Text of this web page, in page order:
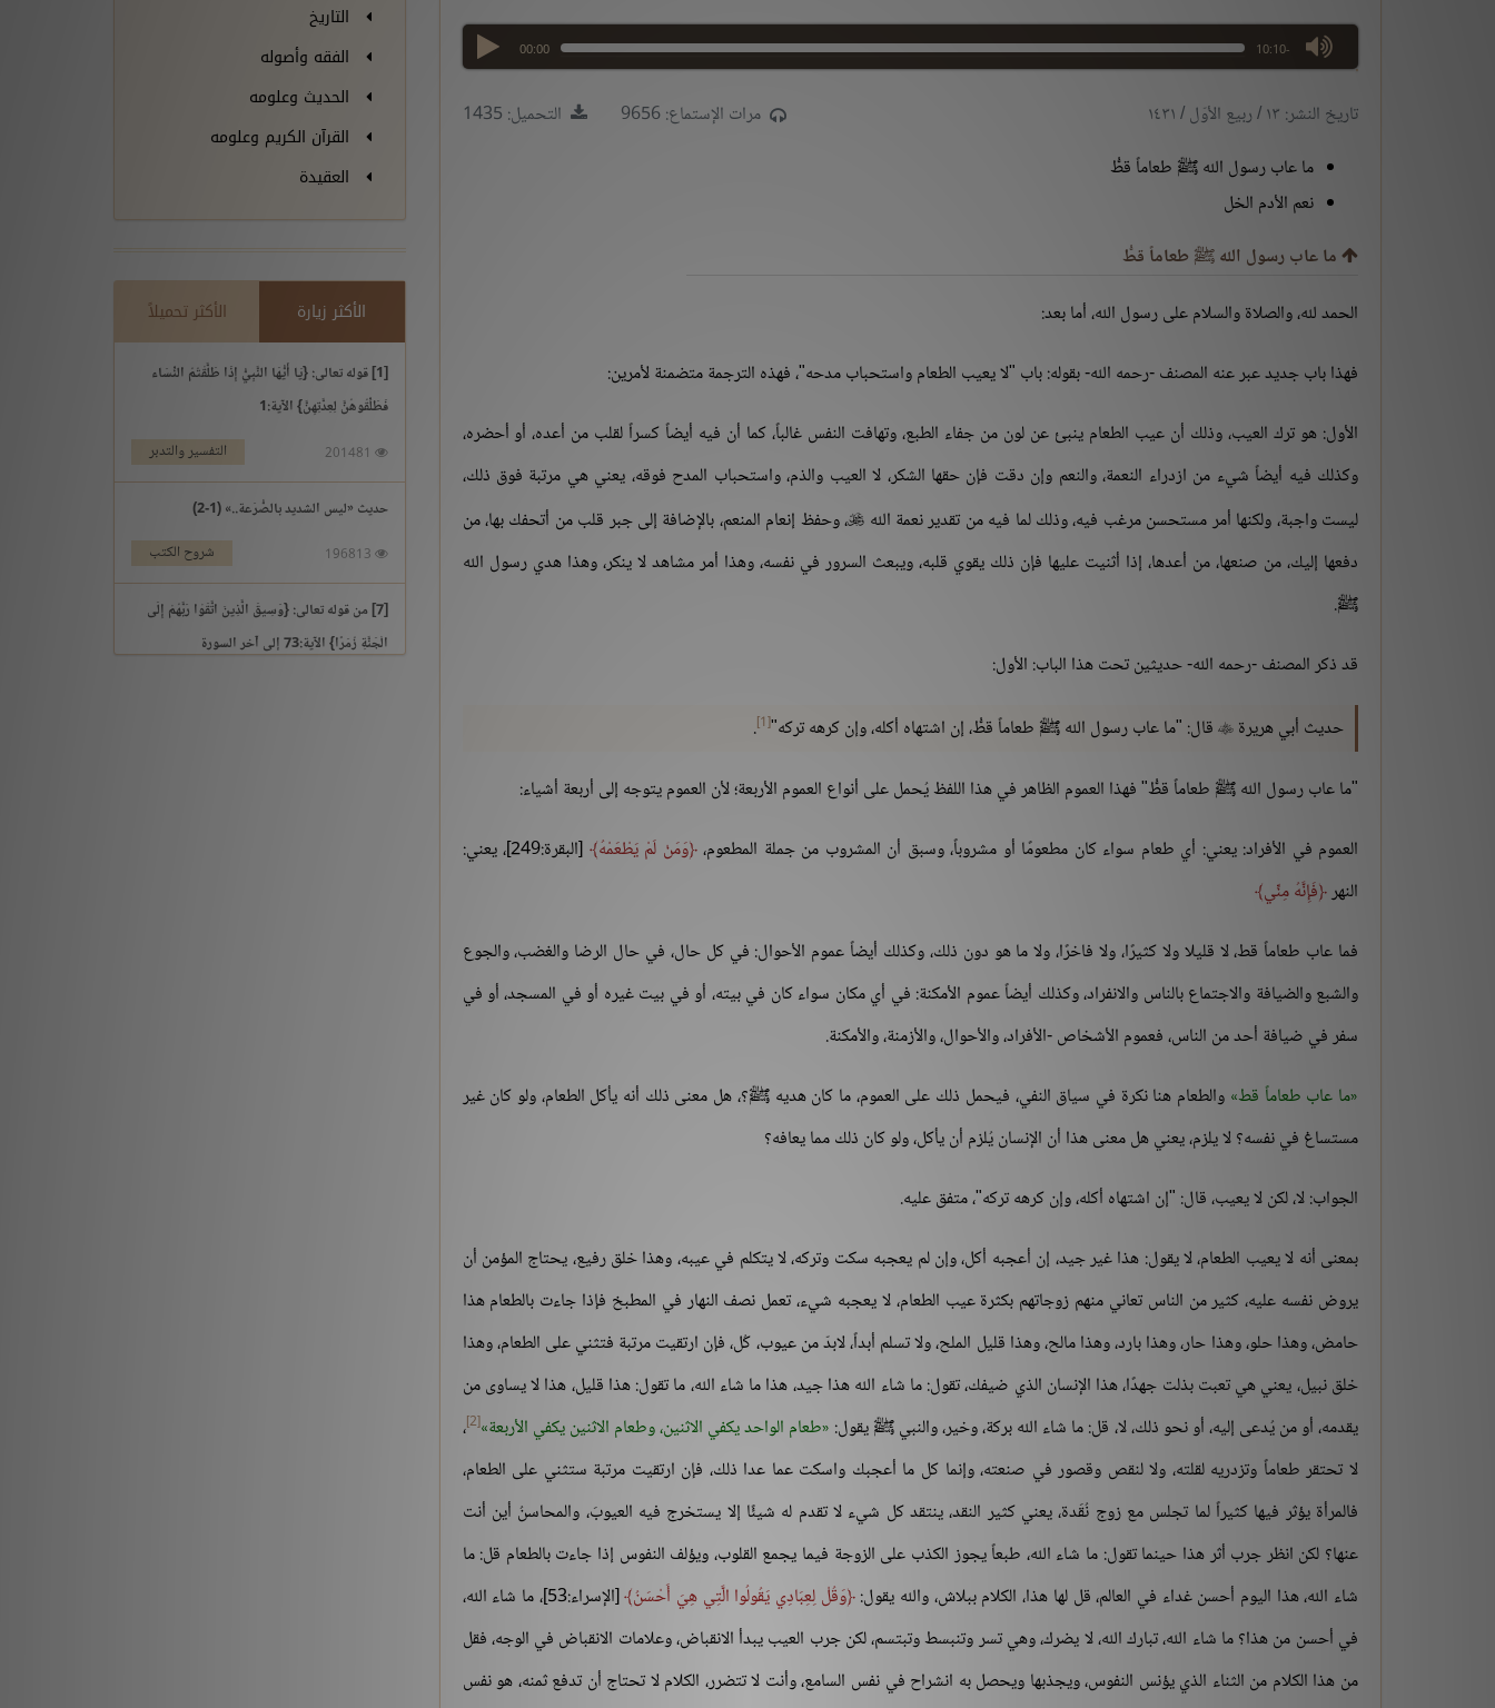
00:00 -10:10
max volume
تاريخ النشر: ١٣ / ربيع الأوّل / ١٤٣١ التحميل: 1435
مرات الإستماع: 9656
ما عاب رسول الله ﷺ طعاماً قطُّ
نعم الأدم الخل
ما عاب رسول الله ﷺ طعاماً قطُّ
الحمد لله، والصلاة والسلام على رسول الله، أما بعد:
فهذا باب جديد عبر عنه المصنف -رحمه الله- بقوله: باب "لا يعيب الطعام واستحباب مدحه"، فهذه الترجمة متضمنة لأمرين:
الأول: هو ترك العيب، وذلك أن عيب الطعام ينبئ عن لون من جفاء الطبع، وتهافت النفس غالباً، كما أن فيه أيضاً كسراً لقلب من أعده، أو أحضره،
وكذلك فيه أيضاً شيء من ازدراء النعمة، والنعم وإن دقت فإن حقها الشكر، لا العيب والذم، واستحباب المدح فوقه، يعني هي مرتبة فوق ذلك،
ليست واجبة، ولكنها أمر مستحسن مرغب فيه، وذلك لما فيه من تقدير نعمة الله ، وحفظ إنعام المنعم، بالإضافة إلى جبر قلب من أتحفك بها، من
دفعها إليك، من صنعها، من أعدها، إذا أثنيت عليها فإن ذلك يقوي قلبه، ويبعث السرور في نفسه، وهذا أمر مشاهد لا ينكر، وهذا هدي رسول الله
ﷺ.
قد ذكر المصنف -رحمه الله- حديثين تحت هذا الباب: الأول:
حديث أبي هريرة  قال: "ما عاب رسول الله ﷺ طعاماً قطُّ، إن اشتهاه أكله، وإن كرهه تركه"[1]
.
"ما عاب رسول الله ﷺ طعاماً قطُّ" فهذا العموم الظاهر في هذا اللفظ يُحمل على أنواع العموم الأربعة؛ لأن العموم يتوجه إلى أربعة أشياء:
العموم في الأفراد: يعني: أي طعام سواء كان مطعومًا أو مشروباً، وسبق أن المشروب من جملة المطعوم، وَمَنْ لَمْ يَطْعَمْهُ
[البقرة:249]، يعني:
النهر فَإِنَّهُ مِنِّي
فما عاب طعاماً قط، لا قليلا ولا كثيرًا، ولا فاخرًا، ولا ما هو دون ذلك، وكذلك أيضاً عموم الأحوال: في كل حال، في حال الرضا والغضب، والجوع
والشبع والضيافة والاجتماع بالناس والانفراد، وكذلك أيضاً عموم الأمكنة: في أي مكان سواء كان في بيته، أو في بيت غيره أو في المسجد، أو في
سفر في ضيافة أحد من الناس، فعموم الأشخاص -الأفراد، والأحوال، والأزمنة، والأمكنة.
ما عاب طعاماً قط والطعام هنا نكرة في سياق النفي، فيحمل ذلك على العموم، ما كان هديه ﷺ؟، هل معنى ذلك أنه يأكل الطعام، ولو كان غير
مستساغ في نفسه؟ لا يلزم، يعني هل معنى هذا أن الإنسان يُلزم أن يأكل، ولو كان ذلك مما يعافه؟
الجواب: لا، لكن لا يعيب، قال: "إن اشتهاه أكله، وإن كرهه تركه"، متفق عليه.
بمعنى أنه لا يعيب الطعام، لا يقول: هذا غير جيد، إن أعجبه أكل، وإن لم يعجبه سكت وتركه، لا يتكلم في عيبه، وهذا خلق رفيع، يحتاج المؤمن أن
يروض نفسه عليه، كثير من الناس تعاني منهم زوجاتهم بكثرة عيب الطعام، لا يعجبه شيء، تعمل نصف النهار في المطبخ فإذا جاءت بالطعام هذا
حامض، وهذا حلو، وهذا حار، وهذا بارد، وهذا مالح، وهذا قليل الملح، ولا تسلم أبداً، لابدّ من عيوب، كُل، فإن ارتقيت مرتبة فتثني على الطعام، وهذا
خلق نبيل، يعني هي تعبت بذلت جهدًا، هذا الإنسان الذي ضيفك، تقول: ما شاء الله هذا جيد، هذا ما شاء الله، ما تقول: هذا قليل، هذا لا يساوى من
يقدمه، أو من يُدعى إليه، أو نحو ذلك، لا، قل: ما شاء الله بركة، وخير، والنبي ﷺ يقول: طعام الواحد يكفي الاثنين، وطعام الاثنين يكفي الأربعة [2] ،
لا تحتقر طعاماً وتزدريه لقلته، ولا لنقص وقصور في صنعته، وإنما كل ما أعجبك واسكت عما عدا ذلك، فإن ارتقيت مرتبة ستثني على الطعام،
فالمرأة يؤثر فيها كثيراً لما تجلس مع زوج نُقَدة، يعني كثير النقد، ينتقد كل شيء لا تقدم له شيئًا إلا يستخرج فيه العيوبَ، والمحاسنُ أين أنت
عنها؟ لكن انظر جرب أثر هذا حينما تقول: ما شاء الله، طبعاً يجوز الكذب على الزوجة فيما يجمع القلوب، ويؤلف النفوس إذا جاءت بالطعام قل: ما
شاء الله، هذا اليوم أحسن غداء في العالم، قل لها هذا، الكلام ببلاش، والله يقول: وَقُلْ لِعِبَادِي يَقُولُوا الَّتِي هِيَ أَحْسَنُ
[الإسراء:53]، ما شاء الله،
في أحسن من هذا؟ ما شاء الله، تبارك الله، لا يضرك، وهي تسر وتنبسط وتبتسم، لكن جرب العيب يبدأ الانقباض، وعلامات الانقباض في الوجه، فقل
من هذا الكلام من الثناء الذي يؤنس النفوس، ويجذبها ويحصل به انشراح في نفس السامع، وأنت لا تتضرر، الكلام لا تحتاج أن تدفع ثمنه، هو نفس
التاريخ
الفقه وأصوله
الحديث وعلومه
القرآن الكريم وعلومه
العقيدة
الأكثر زيارة الأكثر تحميلاً
[1] قوله تعالى: {يَا أَيُّهَا النَّبِيُّ إِذَا طَلَّقْتُمُ النِّسَاء
فَطَلِّقُوهُنَّ لِعِدَّتِهِنَّ} الآية:1
التفسير والتدبر
حديث «ليس الشديد بالصُّرَعة..» (1-2)
شروح الكتب
[7] من قوله تعالى: {وَسِيقَ الَّذِينَ اتَّقَوْا رَبَّهُمْ إِلَى
الْجَنَّةِ زُمَرًا} الآية:73 إلى آخر السورة